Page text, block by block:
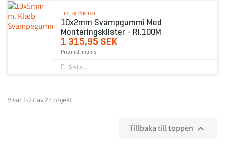
113-1002SK-100
10x2mm Svampgummi Med
Monteringsklister - Rl.100M
1 315,95 SEK
Pris inkl. moms
Sista...
Visar 1-27 av 27 objekt
Tillbaka till toppen 